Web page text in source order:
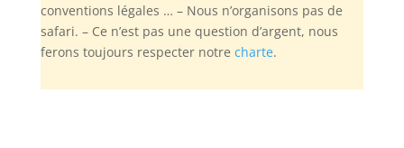
conventions légales … – Nous n’organisons pas de
safari. – Ce n’est pas une question d’argent, nous
ferons toujours respecter notre charte.